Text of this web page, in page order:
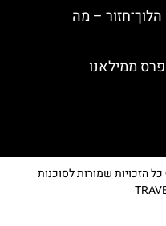
הלוך־חזור – מה
ממילאנו
הזכויות שמורות לסוכנות